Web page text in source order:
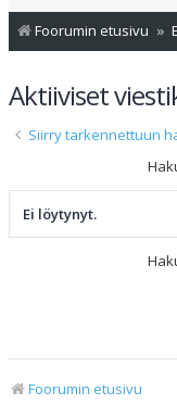
Foorumin etusivu
Aktiiviset
Siirry tarkennettuun
Ei löytynyt.
Foorumin etusivu